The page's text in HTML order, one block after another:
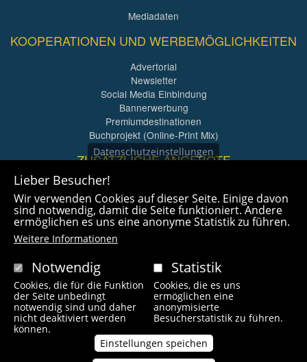
Mediadaten
KOOPERATIONEN UND WERBEMÖGLICHKEITEN
Advertorial
Newsletter
Social Media Einbindung
Bannerwerbung
Premiumdestinationen
Buchprojekt (Online-Print Mix)
ZUSÄTZLICHE ANGEBOTE
Imagefilme und mehr
360° x 360° Fotografie
Copyright © 2021 radlfreak.de. Alle Rechte vorbehalten.
Fußzeilenmenü
Impressum Kontakt Links
Datenschutzeinstellungen
Lieber Besucher!
Wir verwenden Cookies auf dieser Seite. Einige davon
sind notwendig, damit die Seite funktioniert. Andere
ermöglichen es uns eine anonyme Statistik zu führen.
Weitere Informationen
Notwendig
Cookies, die für die Funktion
der Seite unbedingt
notwendig sind und daher
nicht deaktiviert werden
können.
Statistik
Cookies, die es uns
ermöglichen eine
anonymisierte
Besucherstatistik zu führen.
Einstellungen speichen